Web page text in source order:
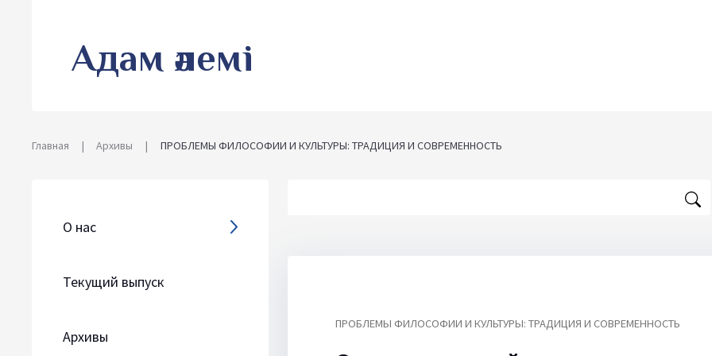
Адам әлемі
Главная | Архивы | ПРОБЛЕМЫ ФИЛОСОФИИ И КУЛЬТУРЫ: ТРАДИЦИЯ И СОВРЕМЕННОСТЬ
О нас
Текущий выпуск
Архивы
ПРОБЛЕМЫ ФИЛОСОФИИ И КУЛЬТУРЫ: ТРАДИЦИЯ И СОВРЕМЕННОСТЬ